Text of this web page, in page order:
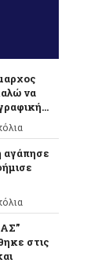
να
αγάπησε
στις